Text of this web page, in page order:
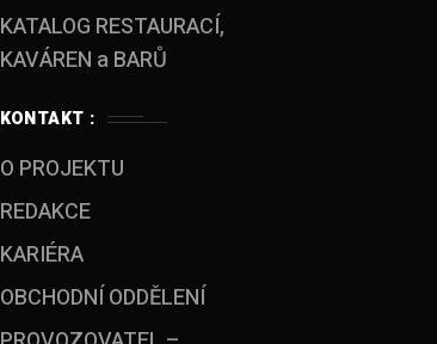
KATALOG RESTAURACÍ,
KAVÁREN a BARŮ
KONTAKT :
O PROJEKTU
REDAKCE
KARIÉRA
OBCHODNÍ ODDĚLENÍ